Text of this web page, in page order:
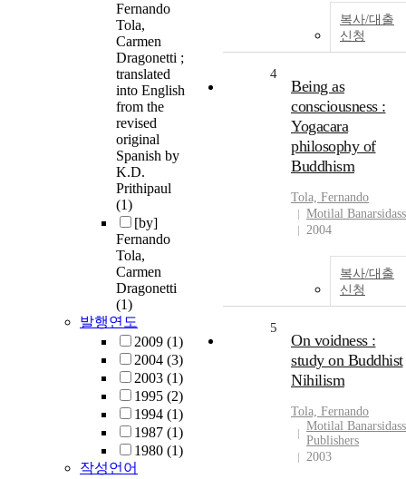
Fernando
Tola,
Carmen
Dragonetti ;
translated
into English
from the
revised
original
Spanish by
K.D.
Prithipaul
(1)
[by]
Fernando
Tola,
Carmen
Dragonetti
(1)
발행연도
2009 (1)
2004 (3)
2003 (1)
1995 (2)
1994 (1)
1987 (1)
1980 (1)
작성언어
복사/대출
신청
4
Being as
consciousness :
Yogacara
philosophy of
Buddhism
Tola, Fernando
Motilal Banarsidass
2004
복사/대출
신청
5
On voidness :
study on Buddhist
Nihilism
Tola, Fernando
Motilal Banarsidass
Publishers
2003